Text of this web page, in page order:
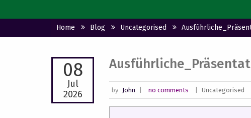
Home Blog Uncategorised
08
Jul
2026
by John no comments Uncategorised